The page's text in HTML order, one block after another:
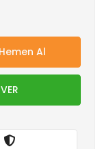
Hemen Al